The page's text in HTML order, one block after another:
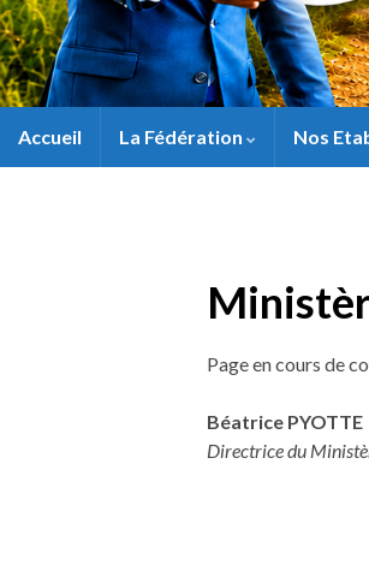
Accueil La Fédération Nos
Page en cours de
Béatrice PYOTTE
Directrice du